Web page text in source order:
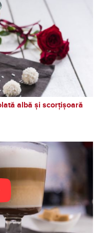
albă și scorțișoară